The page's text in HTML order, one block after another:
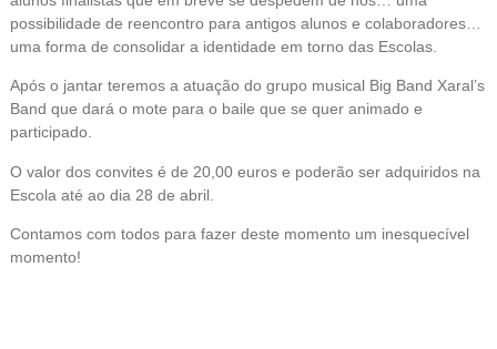
possibilidade de reencontro para antigos alunos e colaboradores…
uma forma de consolidar a identidade em torno das Escolas.
Após o jantar teremos a atuação do grupo musical Big Band Xaral’s
Band que dará o mote para o baile que se quer animado e
participado.
O valor dos convites é de 20,00 euros e poderão ser adquiridos na
Escola até ao dia 28 de abril.
Contamos com todos para fazer deste momento um inesquecível
momento!